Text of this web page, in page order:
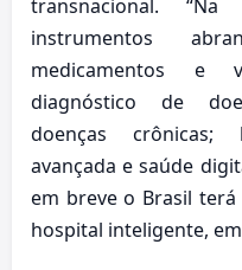
transnacional.
instrumentos
medicamentos e
diagnóstico de
doenças crônicas;
avançada e saúde
em breve o Brasil
hospital inteligente,